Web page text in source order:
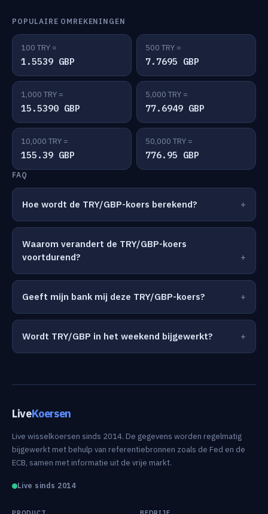
POPULAIRE OMREKENINGEN
100 TRY =
1.5539 GBP
500 TRY =
7.7695 GBP
1,000 TRY =
15.5390 GBP
5,000 TRY =
77.6949 GBP
10,000 TRY =
155.39 GBP
50,000 TRY =
776.95 GBP
FAQ
Hoe wordt de TRY/GBP-koers berekend?
Waarom verandert de TRY/GBP-koers
voortdurend?
Geeft mijn bank mij deze TRY/GBP-koers?
Wordt TRY/GBP in het weekend bijgewerkt?
LiveKoersen
Live wisselkoersen sinds 2014. De gegevens worden regelmatig
bijgewerkt met behulp van referentiebronnen zoals de Fed en de
ECB, samen met informatie uit de vrije markt.
Live sinds 2014